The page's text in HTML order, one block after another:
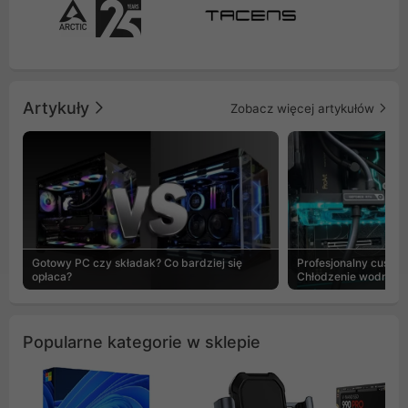
Artykuły Zobacz więcej artykułów
Gotowy PC czy składak? Co bardziej się
opłaca?
Profesjonalny
Chłodzenie wodne
Popularne kategorie w sklepie